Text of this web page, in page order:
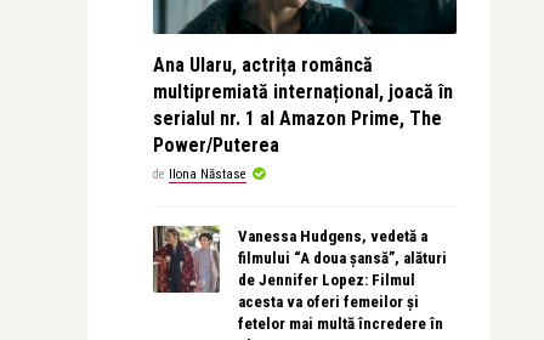
Ana Ularu, actrița româncă
multipremiată internațional, joacă în
serialul nr. 1 al Amazon Prime, The
Power/Puterea
de Ilona Năstase
Vanessa Hudgens, vedetă a
filmului “A doua șansă”, alături
de Jennifer Lopez: Filmul
acesta va oferi femeilor și
fetelor mai multă încredere în